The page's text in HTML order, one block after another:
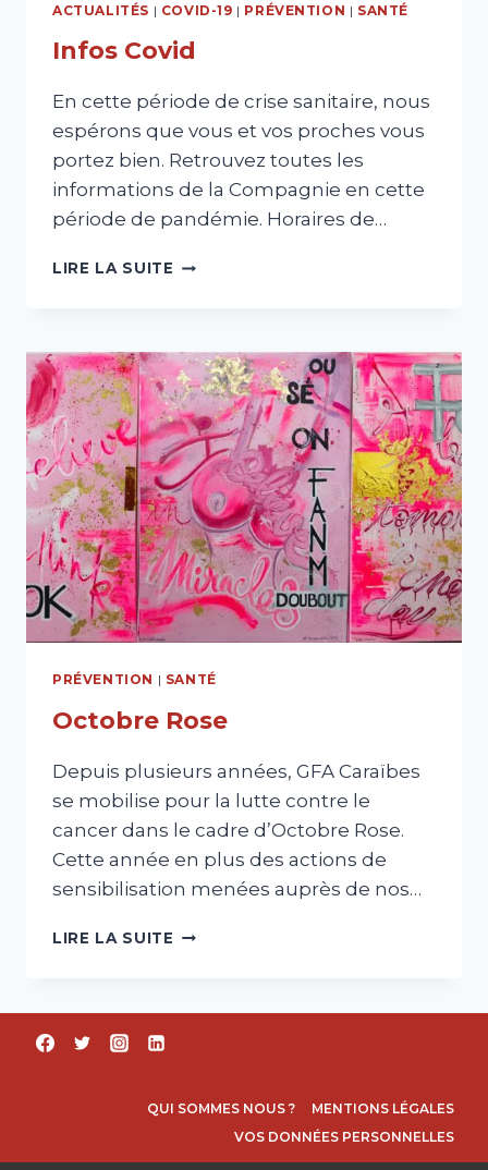
ACTUALITÉS | COVID-19 | PRÉVENTION | SANTÉ
Infos Covid
En cette période de crise sanitaire, nous
espérons que vous et vos proches vous
portez bien. Retrouvez toutes les
informations de la Compagnie en cette
période de pandémie. Horaires de…
LIRE LA SUITE INFOS
PRÉVENTION | SANTÉ
Octobre Rose
Depuis plusieurs années, GFA Caraïbes
se mobilise pour la lutte contre le
cancer dans le cadre d’Octobre Rose.
Cette année en plus des actions de
sensibilisation menées auprès de nos…
LIRE LA SUITE OCTOBRE
QUI SOMMES NOUS ?
MENTIONS LÉGALES
VOS DONNÉES PERSONNELLES